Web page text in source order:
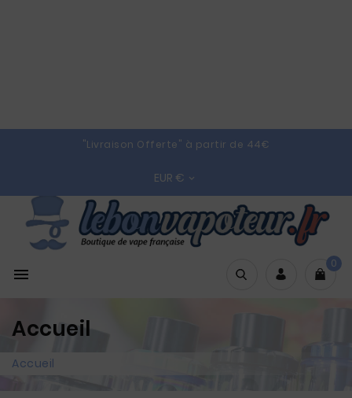
"Livraison Offerte" à partir de 44€
EUR € 

0
Accueil
Accueil